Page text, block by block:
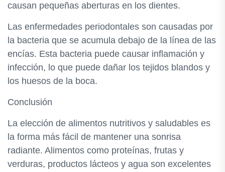
causan pequeñas aberturas en los dientes.
Las enfermedades periodontales son causadas por
la bacteria que se acumula debajo de la línea de las
encías. Esta bacteria puede causar inflamación y
infección, lo que puede dañar los tejidos blandos y
los huesos de la boca.
Conclusión
La elección de alimentos nutritivos y saludables es
la forma más fácil de mantener una sonrisa
radiante. Alimentos como proteínas, frutas y
verduras, productos lácteos y agua son excelentes